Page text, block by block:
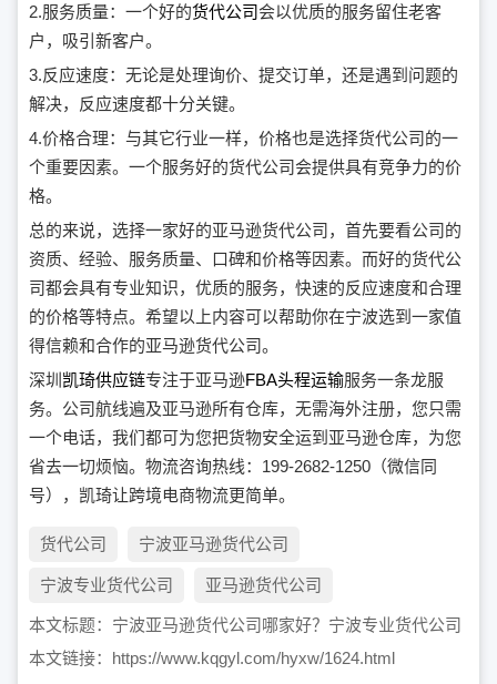
2.服务质量：一个好的货代公司会以优质的服务留住老客
户，吸引新客户。
3.反应速度：无论是处理询价、提交订单，还是遇到问题的
解决，反应速度都十分关键。
4.价格合理：与其它行业一样，价格也是选择货代公司的一
个重要因素。一个服务好的货代公司会提供具有竞争力的价
格。
总的来说，选择一家好的亚马逊货代公司，首先要看公司的
资质、经验、服务质量、口碑和价格等因素。而好的货代公
司都会具有专业知识，优质的服务，快速的反应速度和合理
的价格等特点。希望以上内容可以帮助你在宁波选到一家值
得信赖和合作的亚马逊货代公司。
深圳 凯琦供应链专注于亚马逊FBA头程运输服务一条龙服
务。公司航线遍及亚马逊所有仓库，无需海外注册，您只需
一个电话，我们都可为您把货物安全运到亚马逊仓库，为您
省去一切烦恼。物流咨询热线：199-2682-1250（微信同
号），凯琦让跨境电商物流更简单。
货代公司 宁波亚马逊货代公司
宁波专业货代公司 亚马逊货代公司​
本文标题： 宁波亚马逊货代公司哪家好？宁波专业货代公司
本文链接： https://www.kqgyl.com/hyxw/1624.html